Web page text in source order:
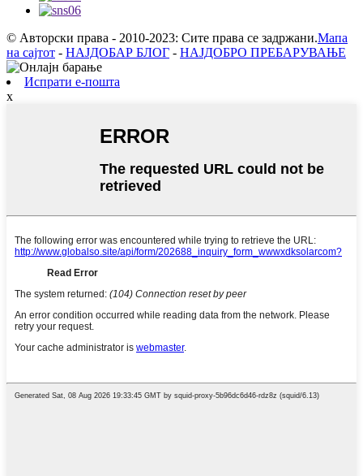
© Авторски права - 2010-2023: Сите права се задржани.Мапа
на сајтот - НАЈДОБАР БЛОГ - НАЈДОБРО ПРЕБАРУВАЊЕ
Испрати е-пошта
x